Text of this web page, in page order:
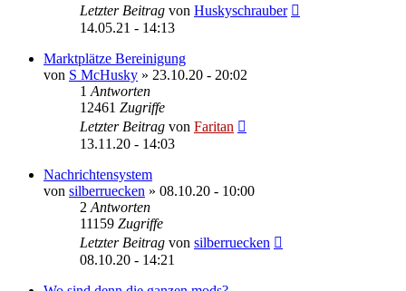
Letzter Beitrag von Huskyschrauber
14.05.21 - 14:13
Marktplätze Bereinigung
von S McHusky » 23.10.20 - 20:02
1 Antworten
12461 Zugriffe
Letzter Beitrag von Faritan
13.11.20 - 14:03
Nachrichtensystem
von silberruecken » 08.10.20 - 10:00
2 Antworten
11159 Zugriffe
Letzter Beitrag von silberruecken
08.10.20 - 14:21